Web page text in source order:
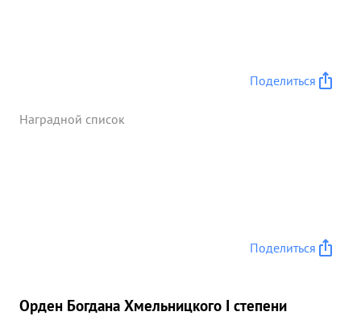
Поделиться
Наградной список
Поделиться
Орден Богдана Хмельницкого I степени